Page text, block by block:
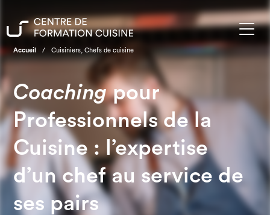
Accueil / Cuisiniers, Chefs de cuisine
Coachingpour
Professionnels de la
Cuisine : l’expertise
d’un chef au service de
ses pairs